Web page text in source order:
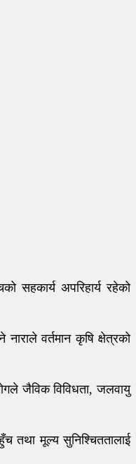
सहकार्य अपरिहार्य रहेको
वर्तमान कृषि क्षेत्रको
जैविक विविधता, जलवायु
तथा मूल्य सुनिश्चिततालाई